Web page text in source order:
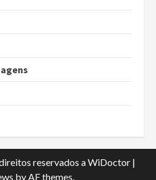
reservados a WiDoctor |
by AF themes.